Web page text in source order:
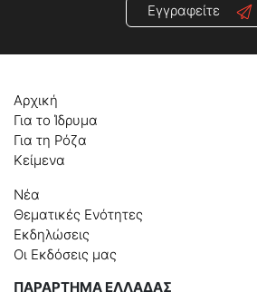
Εγγραφείτε
Αρχική
Για το Ίδρυμα
Για τη Ρόζα
Κείμενα
Νέα
Θεματικές Ενότητες
Εκδηλώσεις
Οι Εκδόσεις μας
ΠΑΡΑΡΤΗΜΑ ΕΛΛΑΔΑΣ